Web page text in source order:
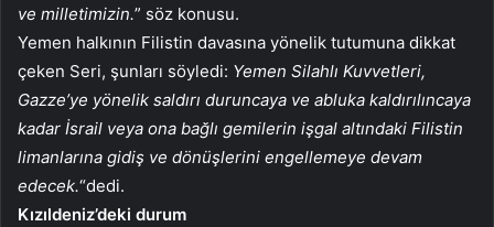
ve milletimizin.” söz konusu.
Yemen halkının Filistin davasına yönelik tutumuna dikkat
çeken Seri, şunları söyledi: Yemen Silahlı Kuvvetleri,
Gazze’ye yönelik saldırı duruncaya ve abluka kaldırılıncaya
kadar İsrail veya ona bağlı gemilerin işgal altındaki Filistin
limanlarına gidiş ve dönüşlerini engellemeye devam
edecek.“dedi.
Kızıldeniz’deki durum